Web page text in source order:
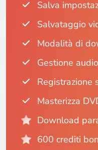
Salva
Salvataggio
Modalità di
Gestione
Registrazione
Masterizza
Download
600 crediti